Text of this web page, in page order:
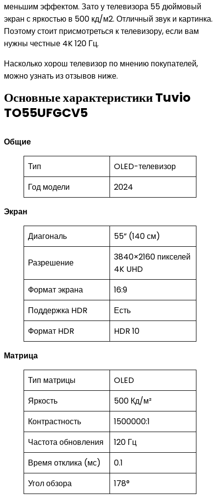
меньшим эффектом. Зато у телевизора 55 дюймовый
экран с яркостью в 500 кд/м2. Отличный звук и картинка.
Поэтому стоит присмотреться к телевизору, если вам
нужны честные 4K 120 Гц.
Насколько хорош телевизор по мнению покупателей,
можно узнать из отзывов ниже.
Основные характеристики Tuvio
TO55UFGCV5
Общие
Тип
OLED-телевизор
Год модели
2024
Экран
Диагональ 55” (140 см)
Разрешение
3840×2160 пикселей
4K UHD
Формат экрана
16:9
Поддержка HDR
Есть
Формат HDR
HDR 10
Матрица
Тип матрицы
OLED
Яркость
500 Кд/м²
Контрастность
1500000:1
Частота обновления
120 Гц
Время отклика (мс)
0.1
Угол обзора
178°